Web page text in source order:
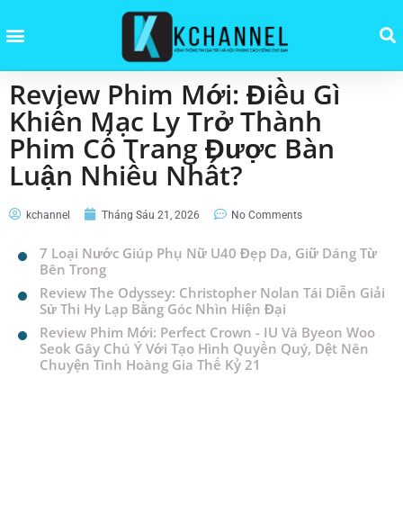
Review Phim Mới: Điều Gì
Khiến Mạc Ly Trở Thành
Phim Cổ Trang Được Bàn
Luận Nhiều Nhất?
kchannel Tháng Sáu 21, 2026 No Comments
7 Loại Nước Giúp Phụ Nữ U40 Đẹp Da, Giữ Dáng Từ
Bên Trong
Review The Odyssey: Christopher Nolan Tái Diễn Giải
Sử Thi Hy Lạp Bằng Góc Nhìn Hiện Đại
Review Phim Mới: Perfect Crown - IU Và Byeon Woo
Seok Gây Chú Ý Với Tạo Hình Quyền Quý, Dệt Nên
Chuyện Tình Hoàng Gia Thế Kỷ 21